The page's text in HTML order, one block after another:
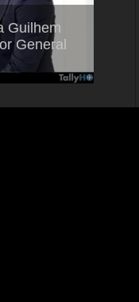
Guilhem
General